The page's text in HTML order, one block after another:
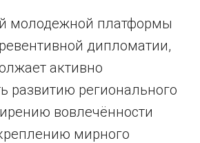
молодежной платформы
дипломатии,
активно
развитию регионального
вовлечённости
мирного